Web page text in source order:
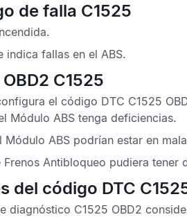
de falla C1525
indica fallas en el ABS.
C1525
el código DTC C1525
Módulo ABS tenga deficiencias.
Módulo ABS podrían estar en
Antibloqueo pudiera tener
del código DTC
diagnóstico C1525 OBD2